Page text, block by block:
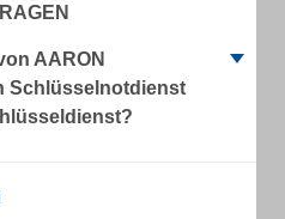
AARON
Schlüsselnotdienst